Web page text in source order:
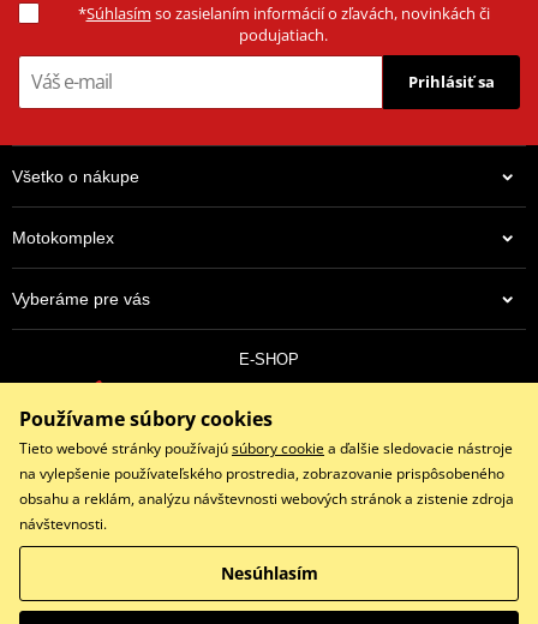
*Súhlasím so zasielaním informácií o zľavách, novinkách či
podujatiach.
Prihlásiť sa
Všetko o nákupe
Motokomplex
Vyberáme pre vás
E-SHOP
objednavky@eshopmotokomplex.sk
Po - Pia: 8:30-17:00 | Nedeľa: ZATVORENÉ
Facebook
Copyright © 2026 www.eshopmotokomplex.sk
Všetky práva vyhradené
Používame súbory cookies
Tieto webové stránky používajúsúbory cookiea ďalšie sledovacie nástroje
na vylepšenie používateľského prostredia, zobrazovanie prispôsobeného
obsahu a reklám, analýzu návštevnosti webových stránok a zistenie zdroja
návštevnosti.
Nesúhlasím